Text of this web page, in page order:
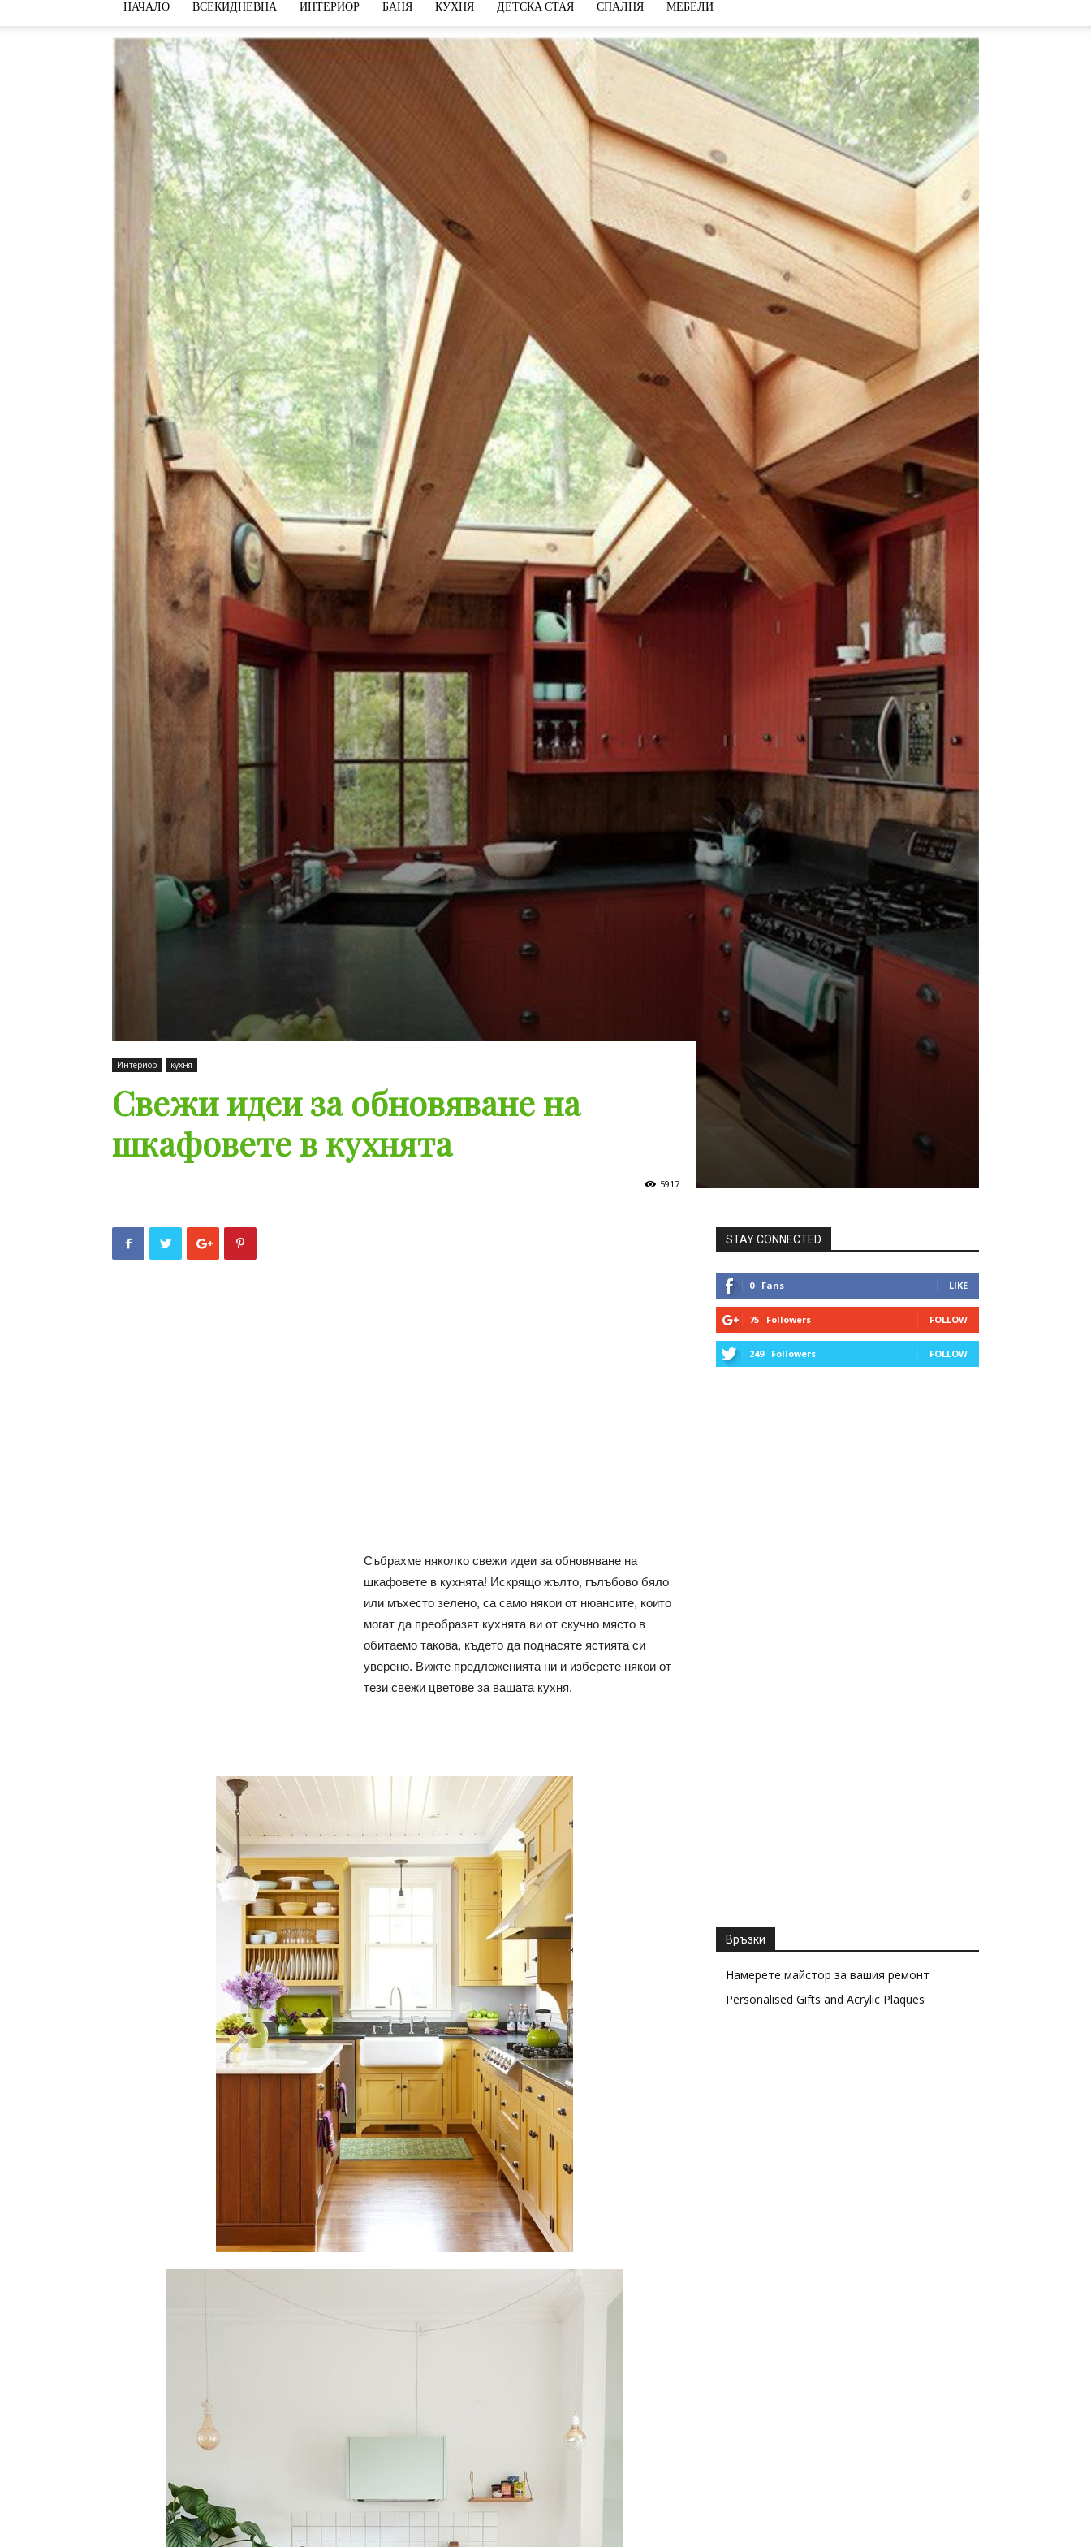
НАЧАЛО ВСЕКИДНЕВНА ИНТЕРИОР БАНЯ КУХНЯ ДЕТСКА СТАЯ СПАЛНЯ МЕБЕЛИ
Интериор кухня
Свежи идеи за обновяване на
шкафовете в кухнята
5917
Събрахме няколко свежи идеи за обновяване на
шкафовете в кухнята! Искрящо жълто, гълъбово бяло
или мъхесто зелено, са само някои от нюансите, които
могат да преобразят кухнята ви от скучно място в
обитаемо такова, където да поднасяте ястията си
уверено. Вижте предложенията ни и изберете някои от
тези свежи цветове за вашата кухня.
STAY CONNECTED
0 Fans LIKE
75 Followers FOLLOW
249 Followers FOLLOW
Връзки
Намерете майстор за вашия ремонт
Personalised Gifts and Acrylic Plaques